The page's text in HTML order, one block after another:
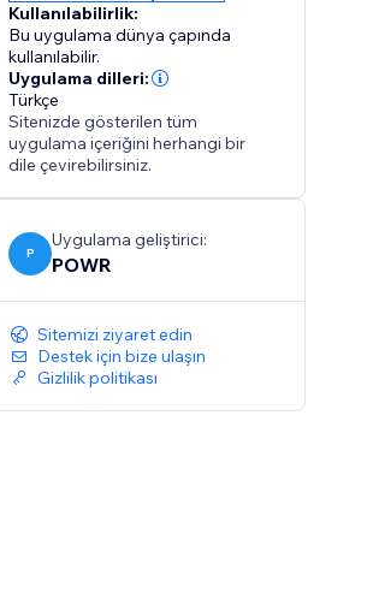
Kullanılabilirlik:
Bu uygulama dünya çapında
kullanılabilir.
Uygulama dilleri:
Türkçe
Sitenizde gösterilen tüm
uygulama içeriğini herhangi bir
dile çevirebilirsiniz.
P
Uygulama geliştirici:
POWR
Sitemizi ziyaret edin
Destek için bize ulaşın
Gizlilik politikası